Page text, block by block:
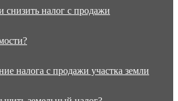
налог с продажи
налога с продажи участка земли